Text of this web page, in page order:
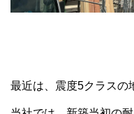
最近は、震度5クラスの